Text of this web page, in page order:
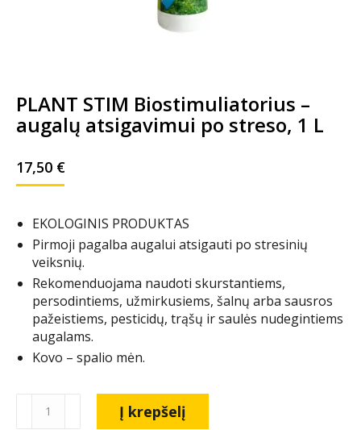
PLANT STIM Biostimuliatorius –
augalų atsigavimui po streso, 1 L
17,50 €
EKOLOGINIS PRODUKTAS
Pirmoji pagalba augalui atsigauti po stresinių
veiksnių.
Rekomenduojama naudoti skurstantiems,
persodintiems, užmirkusiems, šalnų arba sausros
pažeistiems, pesticidų, trąšų ir saulės nudegintiems
augalams.
Kovo – spalio mėn.
Į krepšelį